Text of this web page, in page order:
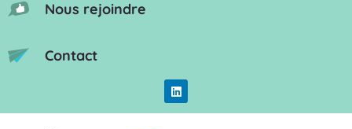
Nous rejoindre
Contact